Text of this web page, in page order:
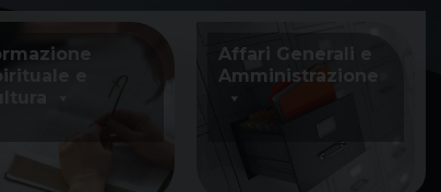
e
Affari Generali e
Amministrazione